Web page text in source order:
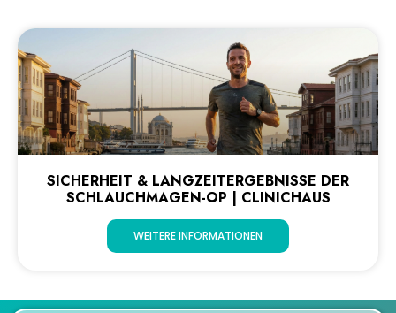
SICHERHEIT & LANGZEITERGEBNISSE DER
SCHLAUCHMAGEN-OP | CLINICHAUS
WEITERE INFORMATIONEN